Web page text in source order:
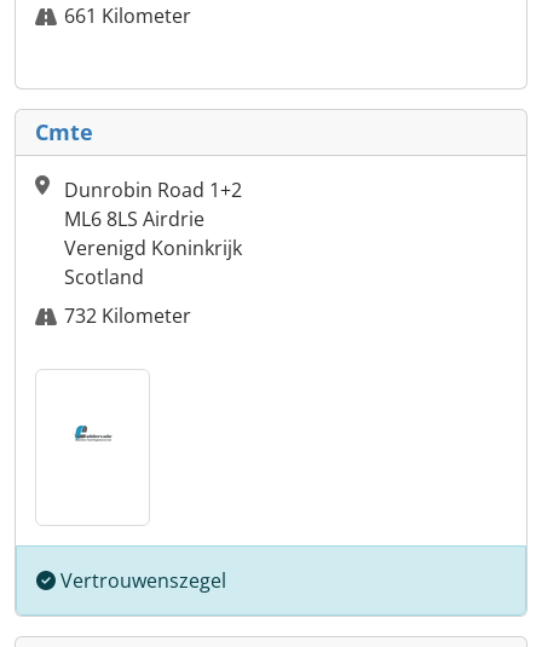
661 Kilometer
Cmte
Dunrobin Road 1+2
ML6 8LS Airdrie
Verenigd Koninkrijk
Scotland
732 Kilometer
Vertrouwenszegel